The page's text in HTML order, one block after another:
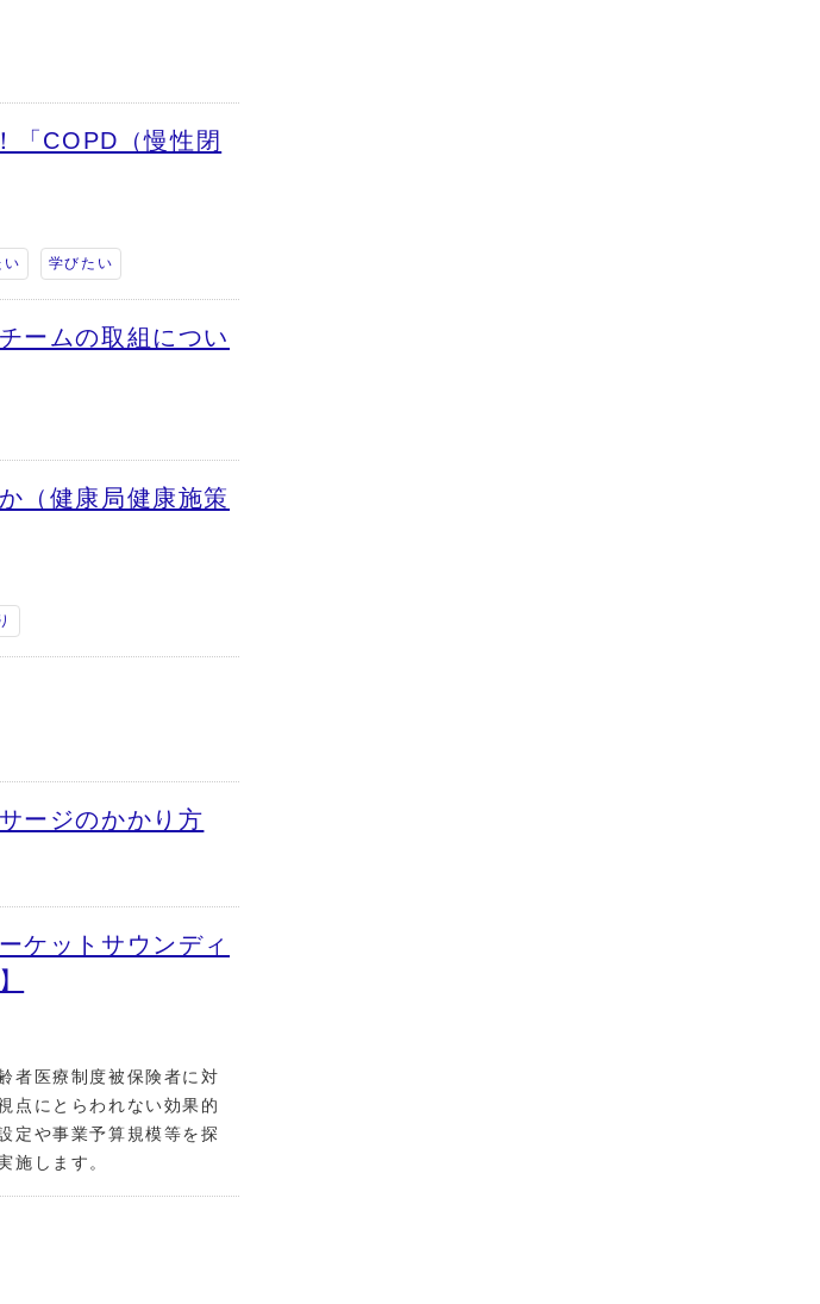
COPD（慢性閉
い 学びたい
ームの取組につい
（健康局健康施策
ージのかかり方
ケットサウンディ
者医療制度被保険者に対
点にとらわれない効果的
定や事業予算規模等を探
施します。